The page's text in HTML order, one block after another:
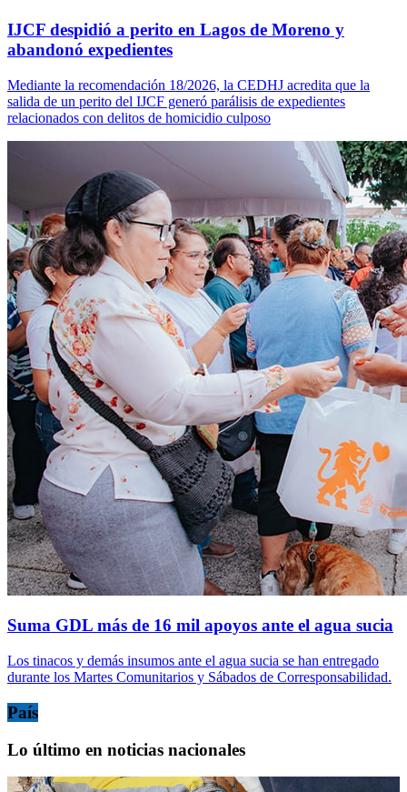
IJCF despidió a perito en Lagos de Moreno y
abandonó expedientes
Mediante la recomendación 18/2026, la CEDHJ acredita que la
salida de un perito del IJCF generó parálisis de expedientes
relacionados con delitos de homicidio culposo
Suma GDL más de 16 mil apoyos ante el agua sucia
Los tinacos y demás insumos ante el agua sucia se han entregado
durante los Martes Comunitarios y Sábados de Corresponsabilidad.
País
Lo último en noticias nacionales